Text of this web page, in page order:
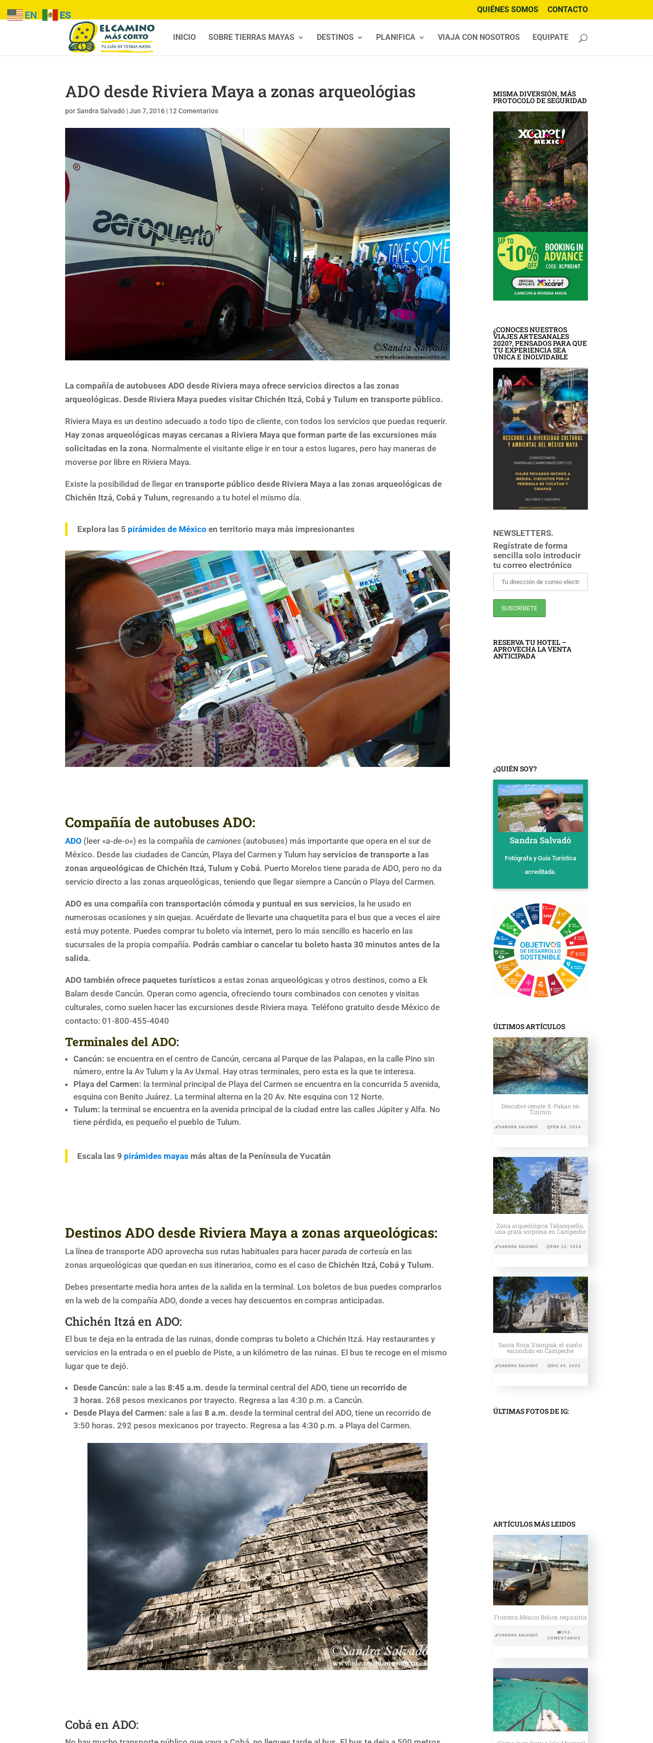
QUIÉNES SOMOS CONTACTO
INICIO SOBRE TIERRAS MAYAS DESTINOS PLANIFICA VIAJA CON NOSOTROS EQUIPATE
ADO desde Riviera Maya a zonas arqueológias
porSandra Salvadó |Jun 7, 2016 | 12 Comentarios
La compañía de autobuses ADO desde Riviera maya ofrece servicios directos a las zonas
arqueológicas. Desde Riviera Maya puedes visitar Chichén Itzá, Cobá y Tulum en transporte público.
Riviera Maya es un destino adecuado a todo tipo de cliente, con todos los servicios que puedas requerir.
Hay zonas arqueológicas mayas cercanas a Riviera Maya que forman parte de las excursiones más
solicitadas en la zona. Normalmente el visitante elige ir en tour a estos lugares, pero hay maneras de
moverse por libre en Riviera Maya.
Existe la posibilidad de llegar entransporte público desde Riviera Maya a las zonas arqueológicas de
Chichén Itzá, Cobá y Tulum, regresando a tu hotel el mismo día.
Explora las 5 pirámides de México en territorio maya más impresionantes
Compañía de autobuses ADO:
ADO (leer «a-de-o«) es la compañía decamiones (autobuses) más importante que opera en el sur de
México. Desde las ciudades de Cancún, Playa del Carmen y Tulum hayservicios de transporte a las
zonas arqueológicas de Chichén Itzá, Tulum y Cobá. Puerto Morelos tiene parada de ADO, pero no da
servicio directo a las zonas arqueológicas, teniendo que llegar siempre a Cancún o Playa del Carmen.
ADO es una compañía con transportación cómoda y puntual en sus servicios, la he usado en
numerosas ocasiones y sin quejas. Acuérdate de llevarte una chaquetita para el bus que a veces el aire
está muy potente. Puedes comprar tu boleto vía internet, pero lo más sencillo es hacerlo en las
sucursales de la propia compañía. Podrás cambiar o cancelar tu boleto hasta 30 minutos antes de la
salida.
ADO también ofrece paquetes turísticos a estas zonas arqueológicas y otros destinos, como a Ek
Balam desde Cancún. Operan como agencia, ofreciendo tours combinados con cenotes y visitas
culturales, como suelen hacer las excursiones desde Riviera maya. Teléfono gratuito desde México de
contacto: 01-800-455-4040
Terminales del ADO:
Cancún: se encuentra en el centro de Cancún, cercana al Parque de las Palapas, en la calle Pino sin
número, entre la Av Tulum y la Av Uxmal. Hay otras terminales, pero esta es la que te interesa.
Playa del Carmen: la terminal principal de Playa del Carmen se encuentra en la concurrida 5 avenida,
esquina con Benito Juárez. La terminal alterna en la 20 Av. Nte esquina con 12 Norte.
Tulum: la terminal se encuentra en la avenida principal de la ciudad entre las calles Júpiter y Alfa. No
tiene pérdida, es pequeño el pueblo de Tulum.
Escala las 9 pirámides mayas más altas de la Península de Yucatán
Destinos ADO desde Riviera Maya a zonas arqueológicas:
La línea de transporte ADO aprovecha sus rutas habituales para hacer parada de cortesía en las
zonas arqueológicas que quedan en sus itinerarios, como es el caso de Chichén Itzá, Cobá y Tulum.
Debes presentarte media hora antes de la salida en la terminal. Los boletos de bus puedes comprarlos
en la web de la compañía ADO, donde a veces hay descuentos en compras anticipadas.
Chichén Itzá en ADO:
El bus te deja en la entrada de las ruinas, donde compras tu boleto a Chichén Itzá. Hay restaurantes y
servicios en la entrada o en el pueblo de Piste, a un kilómetro de las ruinas. El bus te recoge en el mismo
lugar que te dejó.
Desde Cancún: sale a las 8:45 a.m. desde la terminal central del ADO, tiene un recorrido de
3 horas. 268 pesos mexicanos por trayecto. Regresa a las 4:30 p.m. a Cancún.
Desde Playa del Carmen:sale a las8 a.m. desde la terminal central del ADO, tiene un recorrido de
3:50 horas. 292 pesos mexicanos por trayecto. Regresa a las 4:30 p.m. a Playa del Carmen.
Cobá en ADO:
MISMA DIVERSIÓN, MÁS
PROTOCOLO DE SEGURIDAD
¿CONOCES NUESTROS
VIAJES ARTESANALES
2020?, PENSADOS PARA QUE
TU EXPERIENCIA SEA
ÚNICA E INOLVIDABLE
NEWSLETTERS.
Regístrate de forma
sencilla solo introducir
tu correo electrónico
RESERVA TU HOTEL –
APROVECHA LA VENTA
ANTICIPADA
¿QUIÉN SOY?
Sandra Salvadó
Fotógrafa y Guía Turística
acreditada.
ÚLTIMOS ARTÍCULOS
Descubre cenote X-Pakan en
Tizimín
SANDRA SALVADÓ FEB 04, 2024
Zona arqueológica Tabasqueño,
una grata sorpresa en Campeche
SANDRA SALVADÓ ENE 22, 2024
Santa Rosa Xtampak, el sueño
escondido en Campeche
SANDRA SALVADÓ DIC 09, 2023
ÚLTIMAS FOTOS DE IG:
ARTÍCULOS MÁS LEIDOS
Frontera México Belice, requisitos
SANDRA SALVADÓ
253
COMENTARIOS
EN ES